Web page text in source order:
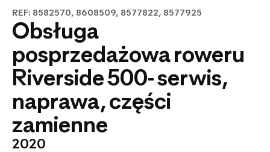
REF: 8582570, 8608509, 8577822, 8577925
Obsługa
posprzedażowa roweru
Riverside 500- serwis,
naprawa, części
zamienne
2020